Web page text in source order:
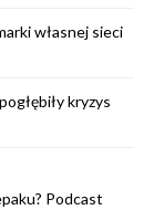
własnej sieci
kryzys
Podcast